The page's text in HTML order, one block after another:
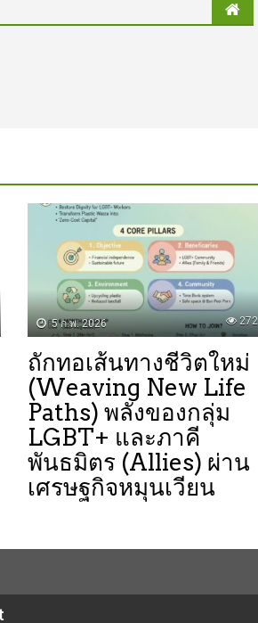
5 ก.พ. 2026 272
ถักทอเส้นทางชีวิตใหม่
(Weaving New Life
Paths) ​พลังของกลุ่ม
LGBT+ และภาคี
พันธมิตร (Allies) ผ่าน
เศรษฐกิจหมุนเวียน